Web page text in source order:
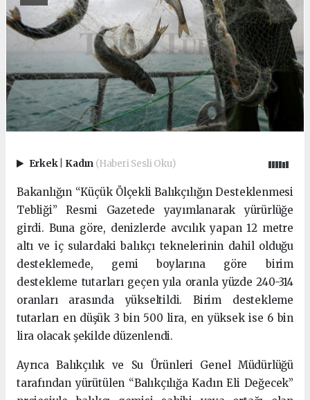
Erkek Kadın (Haberi Sesli Oku)
Bakanlığın “Küçük Ölçekli Balıkçılığın Desteklenmesi
Tebliği” Resmi Gazetede yayımlanarak yürürlüğe
girdi. Buna göre, denizlerde avcılık yapan 12 metre
altı ve iç sulardaki balıkçı teknelerinin dahil olduğu
desteklemede, gemi boylarına göre birim
destekleme tutarları geçen yıla oranla yüzde 240-314
oranları arasında yükseltildi. Birim destekleme
tutarları en düşük 3 bin 500 lira, en yüksek ise 6 bin
lira olacak şekilde düzenlendi.
Ayrıca Balıkçılık ve Su Ürünleri Genel Müdürlüğü
tarafından yürütülen “Balıkçılığa Kadın Eli Değecek”